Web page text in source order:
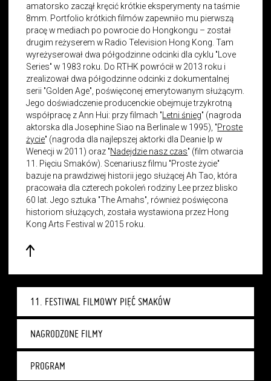
11. FESTIWAL FILMOWY PIĘĆ SMAKÓW
NAGRODZONE FILMY
PROGRAM
amatorsko zaczął kręcić krótkie eksperymenty na taśmie
8mm. Portfolio krótkich filmów zapewniło mu pierwszą
pracę w mediach po powrocie do Hongkongu – został
drugim reżyserem w Radio Television Hong Kong. Tam
wyreżyserował dwa półgodzinne odcinki dla cyklu "Love
Series" w 1983 roku. Do RTHK powrócił w 2013 roku i
zrealizował dwa półgodzinne odcinki z dokumentalnej
serii "Golden Age", poświęconej emerytowanym służącym.
Jego doświadczenie producenckie obejmuje trzykrotną
współpracę z Ann Hui: przy filmach "Letni śnieg" (nagroda
aktorska dla Josephine Siao na Berlinale w 1995), "Proste
życie" (nagroda dla najlepszej aktorki dla Deanie Ip w
Wenecji w 2011) oraz "Nadejdzie nasz czas" (film otwarcia
11. Pięciu Smaków). Scenariusz filmu "Proste życie"
bazuje na prawdziwej historii jego służącej Ah Tao, która
pracowała dla czterech pokoleń rodziny Lee przez blisko
60 lat. Jego sztuka "The Amahs", również poświęcona
historiom służących, została wystawiona przez Hong
Kong Arts Festival w 2015 roku.